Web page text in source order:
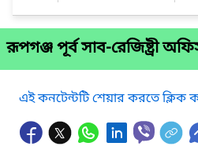
রূপগঞ্জ পূর্ব সাব-রেজিষ্ট্রী
এই কনটেন্টটি শেয়ার করতে ক্লিক